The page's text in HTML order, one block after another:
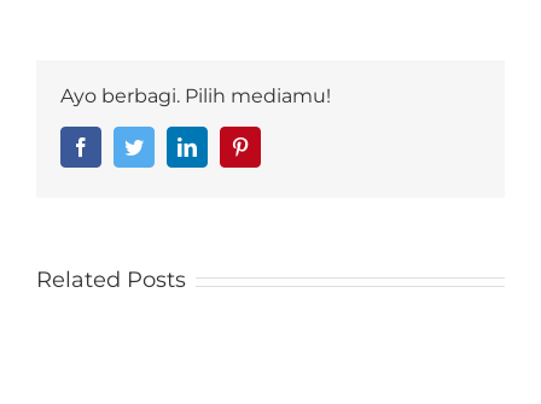
Ayo berbagi. Pilih mediamu!
FacebookTwitterLinkedIn
Related Posts